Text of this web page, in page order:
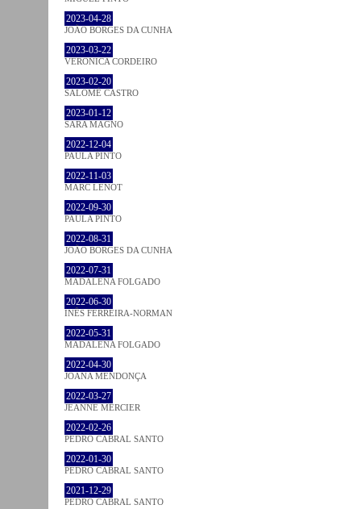
2023-04-28
JOÃO BORGES DA CUNHA
2023-03-22
VERONICA CORDEIRO
2023-02-20
SALOMÉ CASTRO
2023-01-12
SARA MAGNO
2022-12-04
PAULA PINTO
2022-11-03
MARC LENOT
2022-09-30
PAULA PINTO
2022-08-31
JOÃO BORGES DA CUNHA
2022-07-31
MADALENA FOLGADO
2022-06-30
INÊS FERREIRA-NORMAN
2022-05-31
MADALENA FOLGADO
2022-04-30
JOANA MENDONÇA
2022-03-27
JEANNE MERCIER
2022-02-26
PEDRO CABRAL SANTO
2022-01-30
PEDRO CABRAL SANTO
2021-12-29
PEDRO CABRAL SANTO